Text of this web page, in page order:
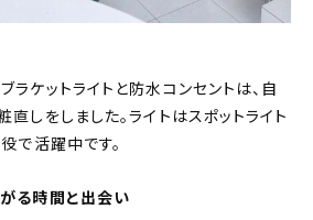
ケットライトと防水コンセントは、自
しをしました。ライトはスポットライト
で活躍中です。
る時間と出会い